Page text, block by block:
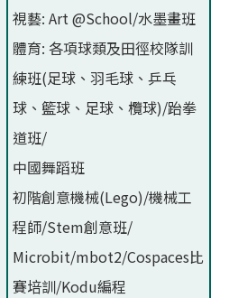
視藝: Art @School/水墨畫班
體育: 各項球類及田徑校隊訓
練班(足球、羽毛球、乒乓
球、籃球、足球、欖球)/跆拳
道班/
中國舞蹈班
初階創意機械(Lego)/機械工
程師/Stem創意班/
Microbit/mbot2/Cospaces比
賽培訓/Kodu編程